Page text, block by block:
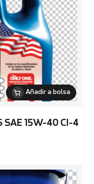
Añadir a bolsa
SAE 15W-40 CI-4